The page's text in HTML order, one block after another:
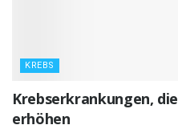
KREBS
Krebserkrankungen,
erhöhen